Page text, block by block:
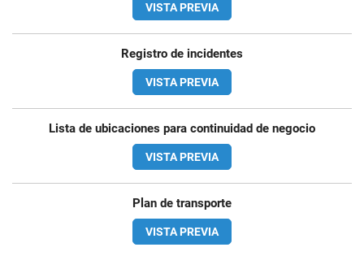
VISTA PREVIA
Registro de incidentes
VISTA PREVIA
Lista de ubicaciones para continuidad de negocio
VISTA PREVIA
Plan de transporte
VISTA PREVIA